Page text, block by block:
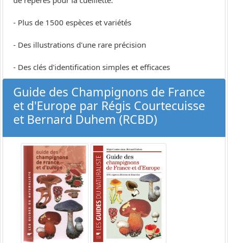
- Plus de 1500 espèces et variétés
- Des illustrations d'une rare précision
- Des clés d'identification simples et efficaces
Guide des Champignons de France
et d'Europe par Régis Courtecuisse
et Bernard Duhem (RCBD)